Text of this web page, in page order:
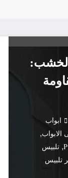
الخشب:
ابواب
,
, تلبيس
تلبيس